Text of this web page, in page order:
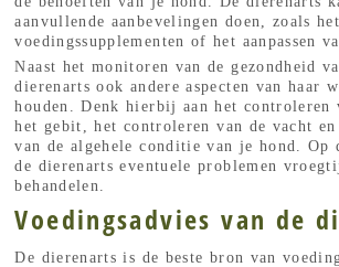
aanvullende aanbevelingen doen, zoals
voedingssupplementen of het aanpassen
Naast het monitoren van de gezondheid
dierenarts ook andere aspecten van haar
houden. Denk hierbij aan het controleren
het gebit, het controleren van de vacht en
van de algehele conditie van je hond. Op
de dierenarts eventuele problemen
behandelen.
Voedingsadvies van de
De dierenarts is de beste bron van